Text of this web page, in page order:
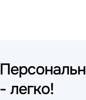
- легко!